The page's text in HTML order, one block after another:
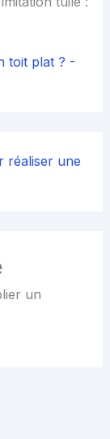
toit plat ? -
réaliser une
un